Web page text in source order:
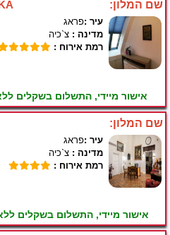
שם המלון:
עיר :פראג
מדינה : צ`כיה
רמת אירוח :
אישור מיידי, התשלום בשקלים
שם המלון:
עיר :פראג
מדינה : צ`כיה
רמת אירוח :
אישור מיידי, התשלום בשקלים